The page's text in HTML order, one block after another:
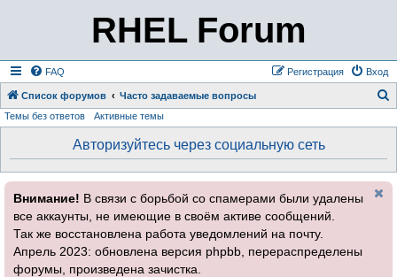
RHEL Forum
FAQ Вход
Регистрация
Список форумов Часто задаваемые вопросы
Темы без ответов Активные темы
Авторизуйтесь через социальную сеть
Внимание! В связи с борьбой со спамерами были удалены
все аккаунты, не имеющие в своём активе сообщений.
Так же восстановлена работа уведомлений на почту.
Апрель 2023: обновлена версия phpbb, перераспределены
форумы, произведена зачистка.